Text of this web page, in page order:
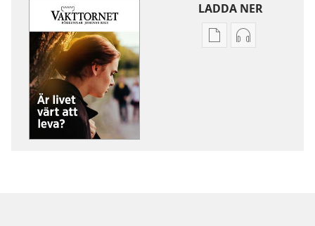
LADDA NER
Valmöjligheter